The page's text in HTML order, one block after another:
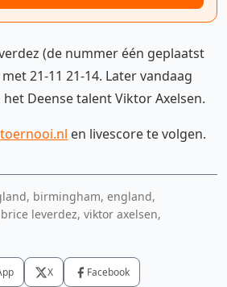
(de nummer één geplaatst
21-11 21-14. Later vandaag
Deense talent Viktor Axelsen.
toernooi.nl en livescore te volgen.
birmingham, england,
leverdez, viktor axelsen,
X Facebook